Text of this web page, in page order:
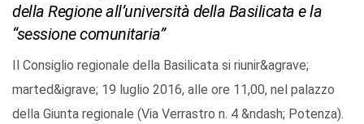
della Regione all’università della Basilicata e la
“sessione comunitaria”
Il Consiglio regionale della Basilicata si riunir&agrave;
marted&igrave; 19 luglio 2016, alle ore 11,00, nel palazzo
della Giunta regionale (Via Verrastro n. 4 &ndash; Potenza).